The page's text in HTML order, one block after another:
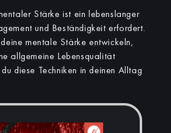
Stärke ist ein lebenslanger
und Beständigkeit erfordert.
mentale Stärke entwickeln,
allgemeine Lebensqualität
diese Techniken in deinen Alltag